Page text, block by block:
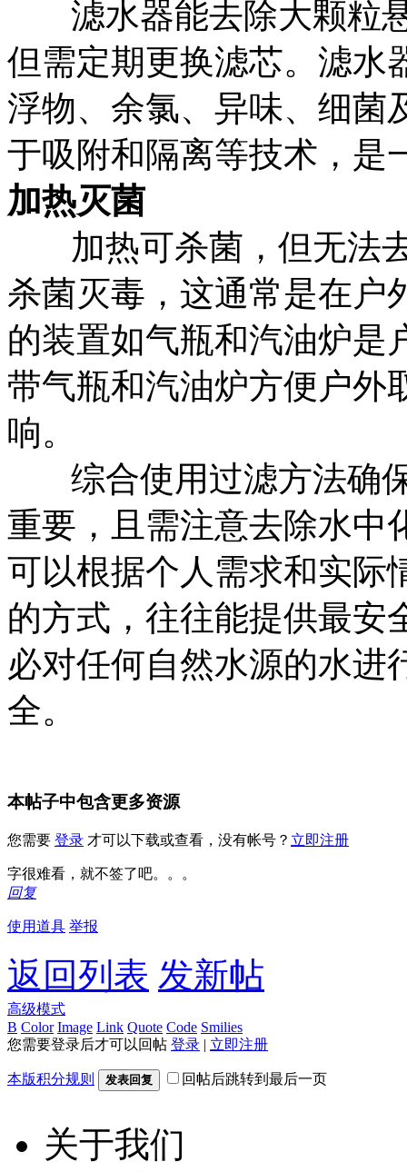
滤水器能去除大颗粒
但需定期更换滤芯。滤水
浮物、余氯、异味、细菌
于吸附和隔离等技术，是
加热灭菌
加热可杀菌，但无法
杀菌灭毒，这通常是在户
的装置如气瓶和汽油炉是
带气瓶和汽油炉方便户外
响。
综合使用过滤方法确
重要，且需注意去除水中
可以根据个人需求和实际
的方式，往往能提供最安
必对任何自然水源的水进
全。
本帖子中包含更多资源
您需要 登录 才可以下载或查看，没有帐号？ 立即注册
字很难看，就不签了吧。。。
回复
使用道具 举报
返回列表 发新帖
高级模式
B Color Image Link Quote Code Smilies
您需要登录后才可以回帖 登录 | 立即注册
本版积分规则 发表回复 回帖后跳转到最后一页
关于我们